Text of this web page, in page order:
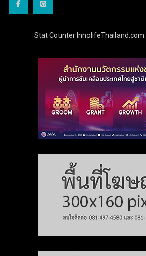
Stat Counter InnolifeThailand.com: